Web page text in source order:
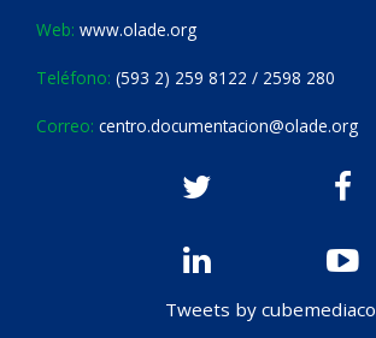
Web: www.olade.org
Teléfono: (593 2) 259 8122 / 2598 280
Correo: centro.documentacion@olade.org
Tweets by cubemediaco